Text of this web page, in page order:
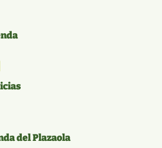
del Plazaola